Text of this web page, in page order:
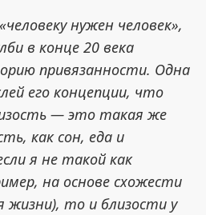
нужен человек»,
в конце 20 века
привязанности. Одна
его концепции, что
— это такая же
как сон, еда и
я не такой как
на основе схожести
жизни), то и близости у